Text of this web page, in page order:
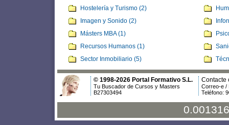
Hostelería y Turismo (2)
Imagen y Sonido (2)
Másters MBA (1)
Recursos Humanos (1)
Sector Inmobiliario (5)
© 1998-2026 Portal Formativo S.L.
Tu Buscador de Cursos y Masters
B27303494
Contacte
Correo-e /
Teléfono: